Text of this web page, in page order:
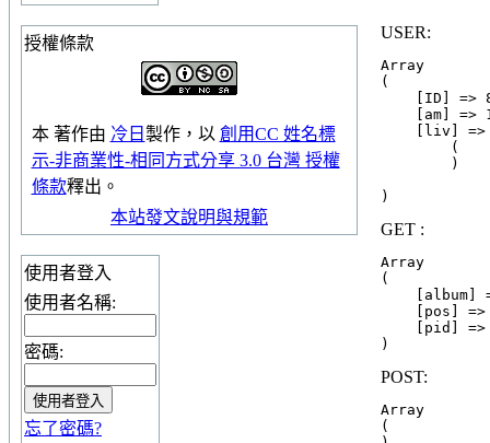
授權條款
本 著作由 冷日 製作，以 創用CC 姓名標
示-非商業性-相同方式分享 3.0 台灣 授權
條款釋出。
本站發文說明與規範
使用者登入
使用者名稱:
密碼:
忘了密碼?
USER:
Array
(
[ID] =>
[am] =>
[liv] =>
        (
        )
GET :
Array
(
[album]
[pos] =>
[pid] =>
POST:
Array
(